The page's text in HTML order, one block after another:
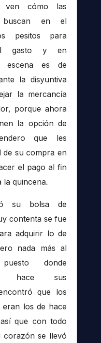
ven cómo las
buscan en el
pesitos para
gasto y en
escena es de
la disyuntiva
la mercancía
porque ahora
la opción de
que les
de su compra en
el pago al fin
la quincena.
su bolsa de
contenta se fue
adquirir lo de
nada más al
donde
hace sus
que los
los de hace
que con todo
corazón se llevó